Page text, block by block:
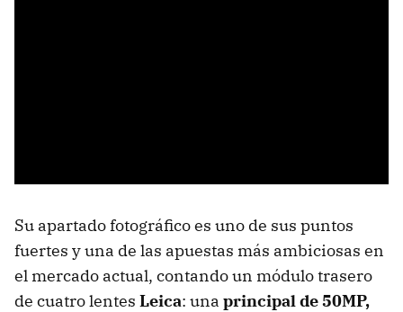
Su apartado fotográfico es uno de sus puntos
fuertes y una de las apuestas más ambiciosas en
el mercado actual, contando un módulo trasero
de cuatro lentes Leica: una principal de 50MP,